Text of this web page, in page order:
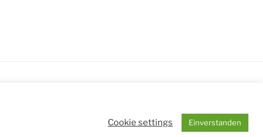
Cookie settings Einverstanden